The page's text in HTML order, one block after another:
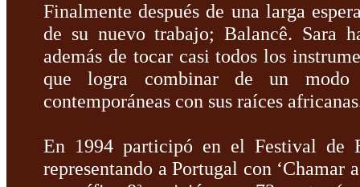
Finalmente después de una larga
de su nuevo trabajo; Balancê. Sara
además de tocar casi todos los
que logra combinar de un
contemporáneas con sus raíces
En 1994 participó en el Festival de
representando a Portugal con ‘Chamar